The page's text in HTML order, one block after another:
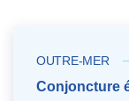
OUTRE-MER
Conjoncture